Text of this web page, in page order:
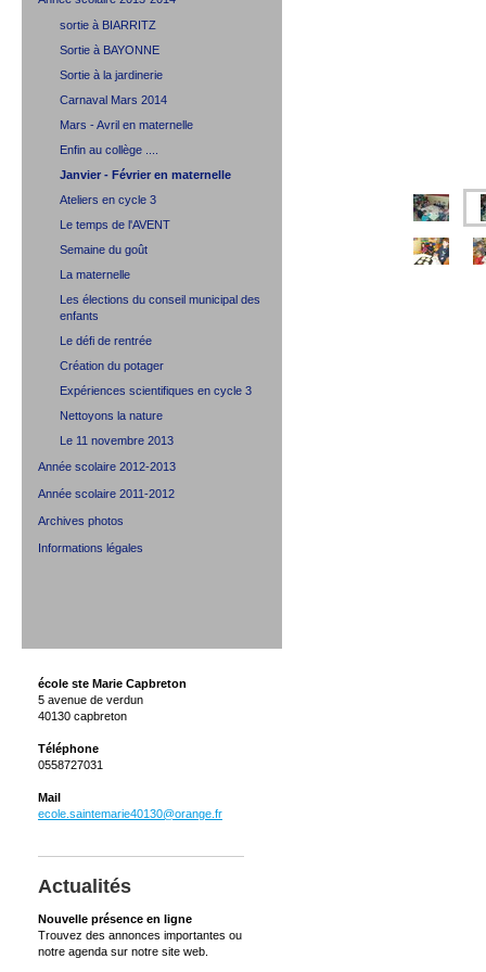
sortie à BIARRITZ
Sortie à BAYONNE
Sortie à la jardinerie
Carnaval Mars 2014
Mars - Avril en maternelle
Enfin au collège ....
Janvier - Février en maternelle
Ateliers en cycle 3
Le temps de l'AVENT
Semaine du goût
La maternelle
Les élections du conseil municipal des
enfants
Le défi de rentrée
Création du potager
Expériences scientifiques en cycle 3
Nettoyons la nature
Le 11 novembre 2013
Année scolaire 2012-2013
Année scolaire 2011-2012
Archives photos
Informations légales
école ste Marie Capbreton
5 avenue de verdun
40130 capbreton
Téléphone
0558727031
Mail
ecole.saintemarie40130@orange.fr
Actualités
Nouvelle présence en ligne
Trouvez des annonces importantes ou
notre agenda sur notre site web.